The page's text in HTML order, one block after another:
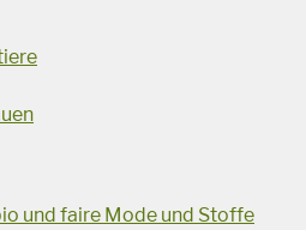
und faire Mode und Stoffe